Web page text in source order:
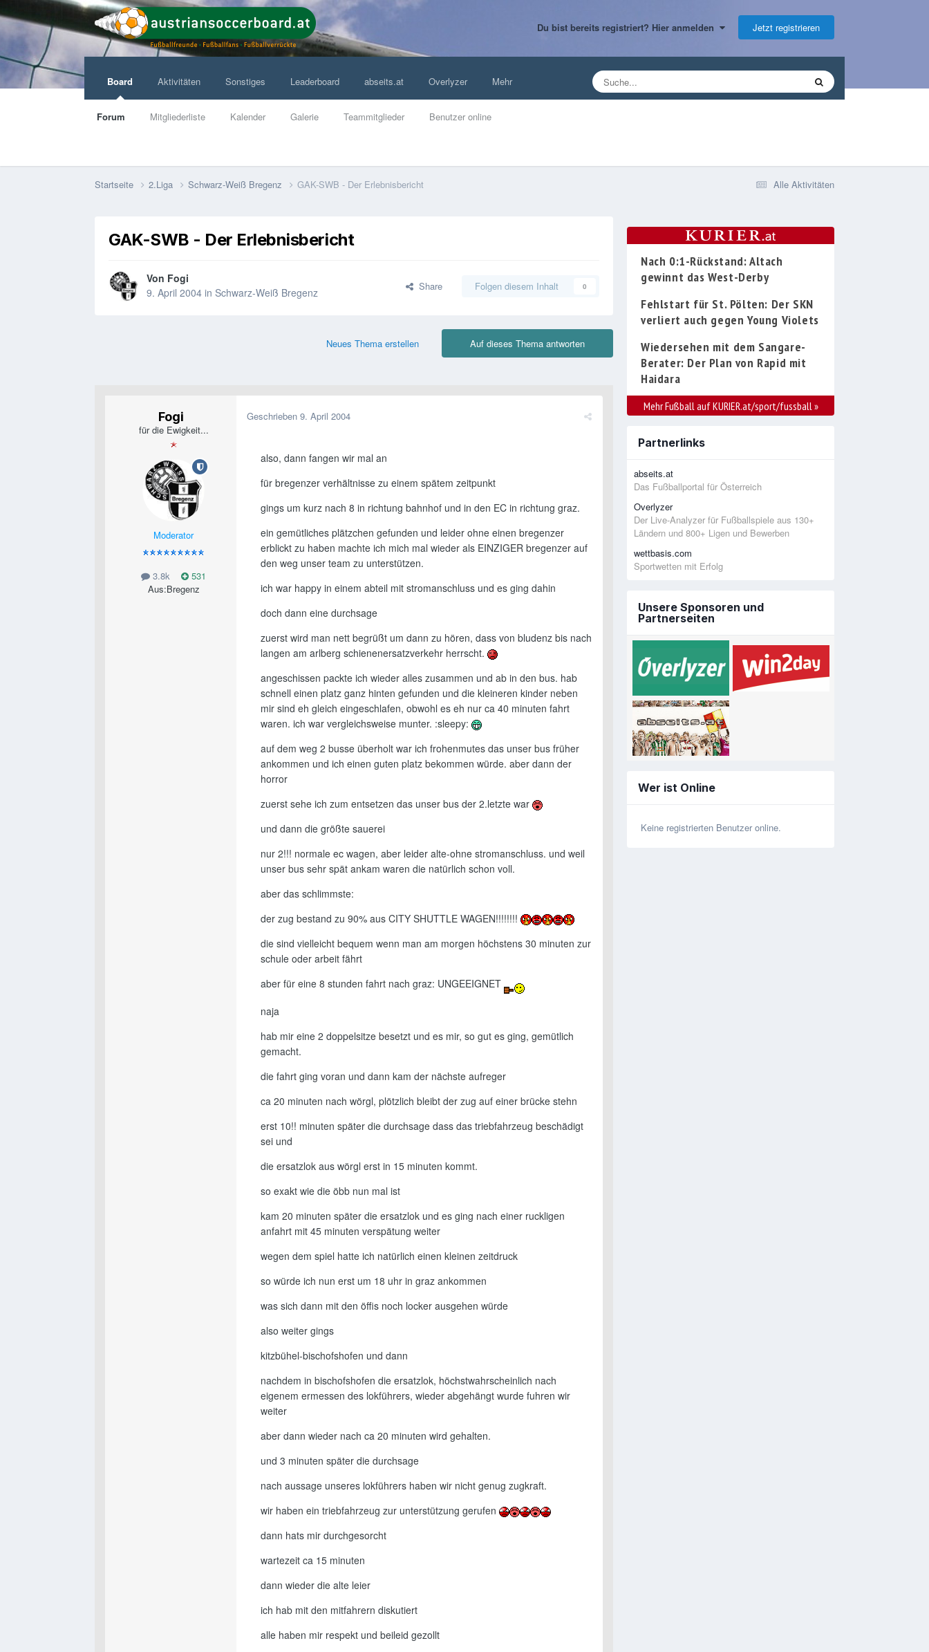
Du bist bereits registriert? Hier anmelden Jetzt registrieren
Board
Forum Mitgliederliste Kalender Galerie Teammitglieder Benutzer online
Aktivitäten Sonstiges Leaderboard abseits.at Overlyzer Mehr
Alle Aktivitäten
Startseite 2.Liga Schwarz-Weiß Bregenz GAK-SWB - Der Erlebnisbericht
GAK-SWB - Der Erlebnisbericht
Von Fogi
9. April 2004 in Schwarz-Weiß Bregenz Share Folgen diesem Inhalt 0
Auf dieses Thema antworten
Neues Thema erstellen
Fogi
für die Ewigkeit...
Moderator
3.8k
531
Aus:Bregenz
Geschrieben 9. April 2004
also, dann fangen wir mal an
für bregenzer verhältnisse zu einem spätem zeitpunkt
gings um kurz nach 8 in richtung bahnhof und in den EC in richtung graz.
ein gemütliches plätzchen gefunden und leider ohne einen bregenzer
erblickt zu haben machte ich mich mal wieder als EINZIGER bregenzer auf
den weg unser team zu unterstützen.
ich war happy in einem abteil mit stromanschluss und es ging dahin
doch dann eine durchsage
zuerst wird man nett begrüßt um dann zu hören, dass von bludenz bis nach
langen am arlberg schienenersatzverkehr herrscht.
angeschissen packte ich wieder alles zusammen und ab in den bus. hab
schnell einen platz ganz hinten gefunden und die kleineren kinder neben
mir sind eh gleich eingeschlafen, obwohl es eh nur ca 40 minuten fahrt
waren. ich war vergleichsweise munter. :sleepy:
auf dem weg 2 busse überholt war ich frohenmutes das unser bus früher
ankommen und ich einen guten platz bekommen würde. aber dann der
horror
zuerst sehe ich zum entsetzen das unser bus der 2.letzte war
und dann die größte sauerei
nur 2!!! normale ec wagen, aber leider alte-ohne stromanschluss. und weil
unser bus sehr spät ankam waren die natürlich schon voll.
aber das schlimmste:
der zug bestand zu 90% aus CITY SHUTTLE WAGEN!!!!!!!!
die sind vielleicht bequem wenn man am morgen höchstens 30 minuten zur
schule oder arbeit fährt
aber für eine 8 stunden fahrt nach graz: UNGEEIGNET
naja
hab mir eine 2 doppelsitze besetzt und es mir, so gut es ging, gemütlich
gemacht.
die fahrt ging voran und dann kam der nächste aufreger
ca 20 minuten nach wörgl, plötzlich bleibt der zug auf einer brücke stehn
erst 10!! minuten später die durchsage dass das triebfahrzeug beschädigt
sei und
die ersatzlok aus wörgl erst in 15 minuten kommt.
so exakt wie die öbb nun mal ist
kam 20 minuten später die ersatzlok und es ging nach einer ruckligen
anfahrt mit 45 minuten verspätung weiter
wegen dem spiel hatte ich natürlich einen kleinen zeitdruck
so würde ich nun erst um 18 uhr in graz ankommen
was sich dann mit den öffis noch locker ausgehen würde
also weiter gings
kitzbühel-bischofshofen und dann
nachdem in bischofshofen die ersatzlok, höchstwahrscheinlich nach
eigenem ermessen des lokführers, wieder abgehängt wurde fuhren wir
weiter
aber dann wieder nach ca 20 minuten wird gehalten.
und 3 minuten später die durchsage
nach aussage unseres lokführers haben wir nicht genug zugkraft.
wir haben ein triebfahrzeug zur unterstützung gerufen
dann hats mir durchgesorcht
wartezeit ca 15 minuten
dann wieder die alte leier
ich hab mit den mitfahrern diskutiert
alle haben mir respekt und beileid gezollt
Nach 0:1-Rückstand: Altach
gewinnt das West-Derby
Fehlstart für St. Pölten: Der SKN
verliert auch gegen Young Violets
Wiedersehen mit dem Sangare-
Berater: Der Plan von Rapid mit
Haidara
Mehr Fußball auf KURIER.at/sport/fussball »
Partnerlinks
abseits.at
Das Fußballportal für Österreich
Overlyzer
Der Live-Analyzer für Fußballspiele aus 130+
Ländern und 800+ Ligen und Bewerben
wettbasis.com
Sportwetten mit Erfolg
Unsere Sponsoren und
Partnerseiten
Wer ist Online
Keine registrierten Benutzer online.